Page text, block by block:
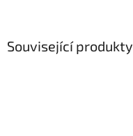
Související produkty